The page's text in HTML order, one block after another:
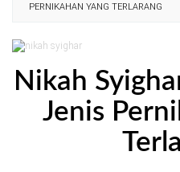
PERNIKAHAN YANG TERLARANG
Nikah
Jenis